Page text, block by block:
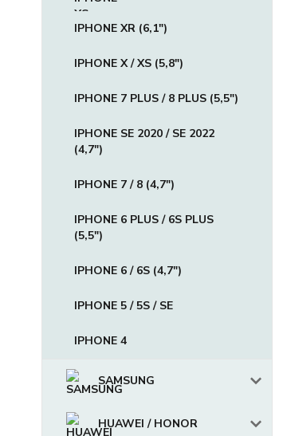
IPHONE XR (6,1")
IPHONE X / XS (5,8")
IPHONE 7 PLUS / 8 PLUS (5,5")
IPHONE SE 2020 / SE 2022
(4,7")
IPHONE 7 / 8 (4,7")
IPHONE 6 PLUS / 6S PLUS
(5,5")
IPHONE 6 / 6S (4,7")
IPHONE 5 / 5S / SE
IPHONE 4
SAMSUNG
HUAWEI / HONOR